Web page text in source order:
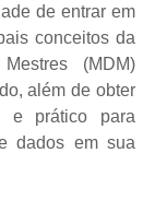
de entrar em
conceitos da
(MDM)
além de obter
e prático para
dados em sua